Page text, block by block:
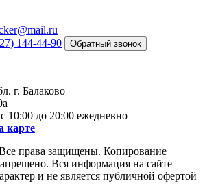
144-44-90 Обратный звонок
г. Балаково
с 10:00 до 20:00 ежедневно
карте
права защищены. Копирование
Вся информация на сайте
и не является публичной офертой